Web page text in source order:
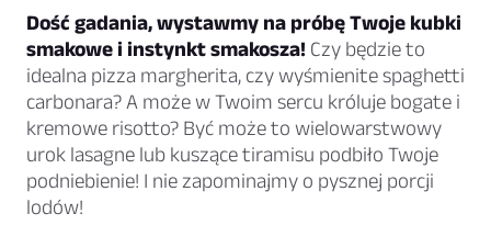
Dość gadania, wystawmy na próbę Twoje kubki
smakowe i instynkt smakosza! Czy będzie to
idealna pizza margherita, czy wyśmienite spaghetti
carbonara? A może w Twoim sercu króluje bogate i
kremowe risotto? Być może to wielowarstwowy
urok lasagne lub kuszące tiramisu podbiło Twoje
podniebienie! I nie zapominajmy o pysznej porcji
lodów!